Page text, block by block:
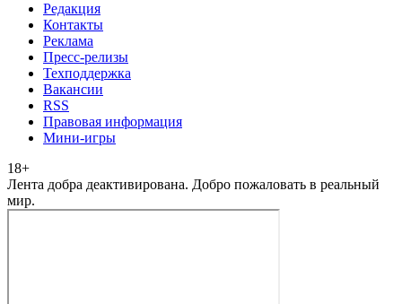
Редакция
Контакты
Реклама
Пресс-релизы
Техподдержка
Вакансии
RSS
Правовая информация
Мини-игры
18+
Лента добра деактивирована. Добро пожаловать в реальный
мир.